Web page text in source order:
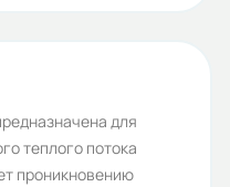
для
теплого потока
проникновению